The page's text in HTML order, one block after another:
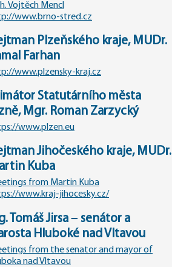
Vojtěch Mencl
www.brno-stred.cz
Plzeňského kraje, MUDr.
Farhan
www.plzensky-kraj.cz
Statutárního města
Mgr. Roman Zarzycký
www.plzen.eu
Jihočeského kraje, MUDr.
Kuba
from Martin Kuba
www.kraj-jihocesky.cz/
Tomáš Jirsa – senátor a
Hluboké nad Vltavou
from the senator and mayor of
nad Vltavou